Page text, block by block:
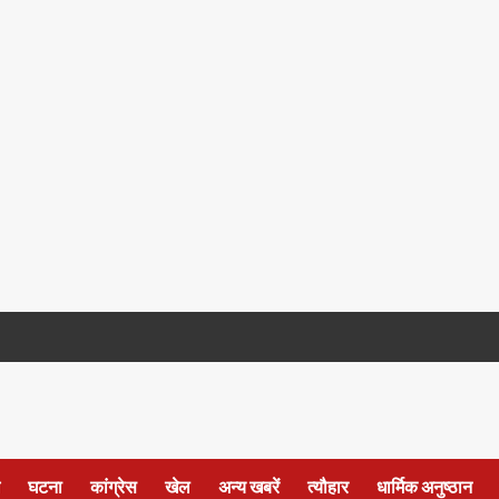
घटना कांग्रेस खेल अन्य खबरें त्यौहार धार्मिक अनुष्ठान